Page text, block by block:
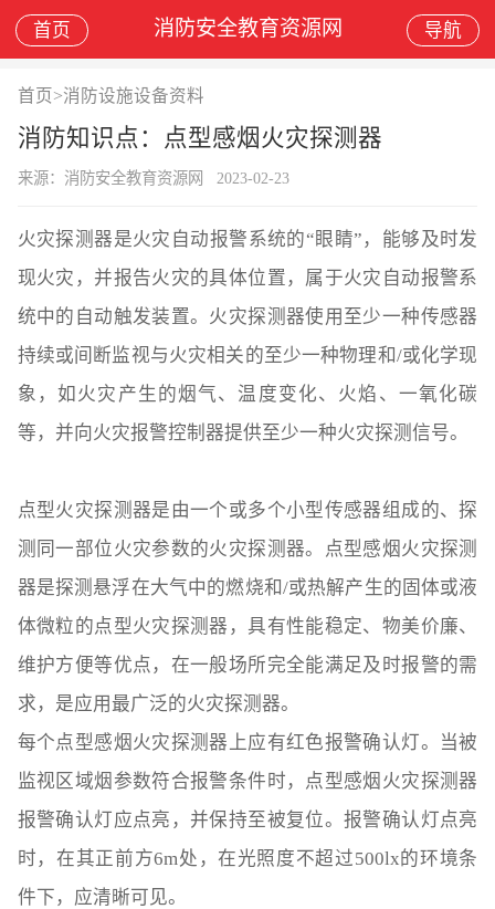
首页 消防安全教育资源网 导航
首页 >消防设施设备资料
消防知识点：点型感烟火灾探测器
来源：消防安全教育资源网 2023-02-23
火灾探测器是火灾自动报警系统的“眼睛”，能够及时发
现火灾，并报告火灾的具体位置，属于火灾自动报警系
统中的自动触发装置。火灾探测器使用至少一种传感器
持续或间断监视与火灾相关的至少一种物理和/或化学现
象，如火灾产生的烟气、温度变化、火焰、一氧化碳
等，并向火灾报警控制器提供至少一种火灾探测信号。
点型火灾探测器是由一个或多个小型传感器组成的、探
测同一部位火灾参数的火灾探测器。点型感烟火灾探测
器是探测悬浮在大气中的燃烧和/或热解产生的固体或液
体微粒的点型火灾探测器，具有性能稳定、物美价廉、
维护方便等优点，在一般场所完全能满足及时报警的需
求，是应用最广泛的火灾探测器。
每个点型感烟火灾探测器上应有红色报警确认灯。当被
监视区域烟参数符合报警条件时，点型感烟火灾探测器
报警确认灯应点亮，并保持至被复位。报警确认灯点亮
时，在其正前方6m处，在光照度不超过500lx的环境条
件下，应清晰可见。